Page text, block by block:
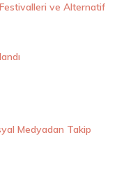
ve Alternatif
Medyadan Takip